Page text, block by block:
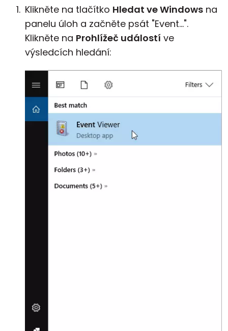
Klikněte na tlačítko Hledat ve Windows na
panelu úloh a začněte psát "Event...".
Klikněte na Prohlížeč událostí ve
výsledcích hledání: